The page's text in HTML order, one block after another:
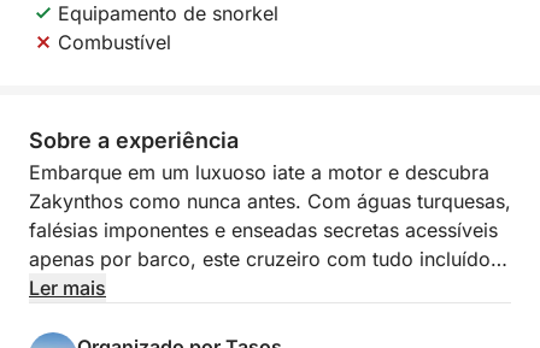
Equipamento de snorkel
Combustível
Sobre a experiência
Embarque em um luxuoso iate a motor e descubra
Zakynthos como nunca antes. Com águas turquesas,
falésias imponentes e enseadas secretas acessíveis
apenas por barco, este cruzeiro com tudo incluído
oferece a escapada privada definitiva — onde tudo
Ler mais